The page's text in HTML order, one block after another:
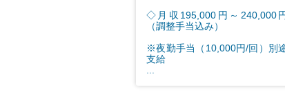
◇月収195,000円～240,000
（調整手当込み）
※夜勤手当（10,000円/回）別
支給